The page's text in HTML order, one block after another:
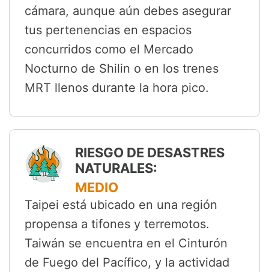
cámara, aunque aún debes asegurar
tus pertenencias en espacios
concurridos como el Mercado
Nocturno de Shilin o en los trenes
MRT llenos durante la hora pico.
RIESGO DE DESASTRES
NATURALES:
MEDIO
Taipei está ubicado en una región
propensa a tifones y terremotos.
Taiwán se encuentra en el Cinturón
de Fuego del Pacífico, y la actividad